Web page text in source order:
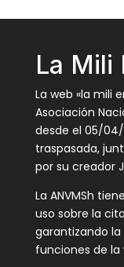
La Mili
La web «la mili
Asociación
desde el 05/
traspasada,
por su creador
La ANVMSh
uso sobre la
garantizando
funciones de